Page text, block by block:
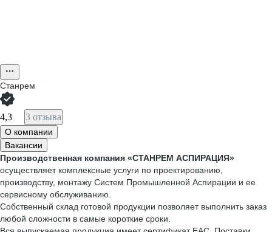
Станрем
4,3 3 отзыва
О компании
Вакансии
Производственная компания «СТАНРЕМ АСПИРАЦИЯ»
осуществляет комплексные услуги по проектированию,
производству, монтажу Систем Промышленной Аспирации и ее
сервисному обслуживанию.
Собственный склад готовой продукции позволяет выполнить заказ
любой сложности в самые короткие сроки.